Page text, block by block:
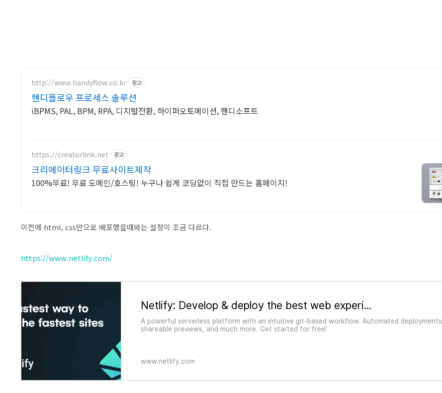
http://www.handyflow.co.kr 광고
핸디플로우 프로세스 솔루션
iBPMS, PAL, BPM, RPA, 디지털전환, 하이퍼오토메이션, 핸디소프트
https://creatorlink.net 광고
크리에이터링크 무료사이트제작
100%무료! 무료 도메인/호스팅! 누구나 쉽게 코딩없이 직접 만드는 홈페이지!
이전에 html, css만으로 배포했을때와는 설정이 조금 다르다.
https://www.netlify.com/
Netlify: Develop & deploy the best web experiences in record time
A powerful serverless platform with an intuitive git-based workflow. Automated deployments,
shareable previews, and much more. Get started for free!
www.netlify.com